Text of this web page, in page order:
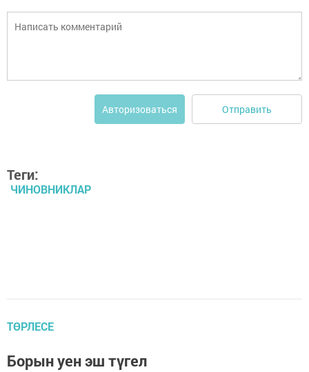
Авторизоваться Отправить
Теги:
ЧИНОВНИКЛАР
ТӨРЛЕСЕ
Борын уен эш түгел